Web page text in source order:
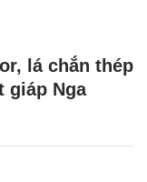
lá chắn thép
giáp Nga